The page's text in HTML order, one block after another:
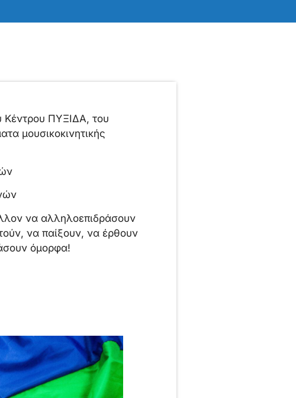
Κέντρου ΠΥΞΙΔΑ, του
μουσικοκινητικής
να αλληλοεπιδράσουν
να παίξουν, να έρθουν
όμορφα!